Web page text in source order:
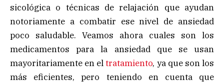
sicológica o técnicas de relajación que ayudan
notoriamente a combatir ese nivel de ansiedad
poco saludable. Veamos ahora cuales son los
medicamentos para la ansiedad que se usan
mayoritariamente en eltratamiento, ya que son los
más eficientes, pero teniendo en cuenta que